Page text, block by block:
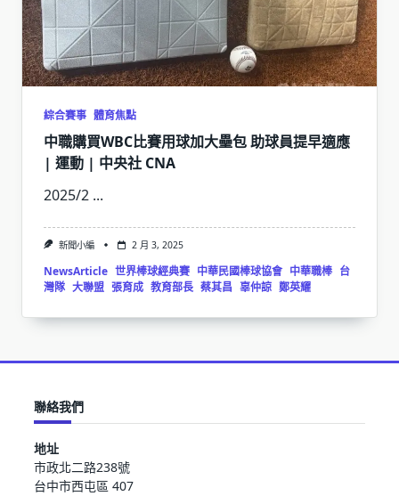
綜合賽事 體育焦點
中職購買WBC比賽用球加大壘包 助球員提早適應
| 運動 | 中央社 CNA
2025/2 ...
新聞小編 2 月 3, 2025
NewsArticle 世界棒球經典賽 中華民國棒球協會 中華職棒 台
灣隊 大聯盟 張育成 教育部長 蔡其昌 辜仲諒 鄭英耀
聯絡我們
地址
市政北二路238號
台中市西屯區 407